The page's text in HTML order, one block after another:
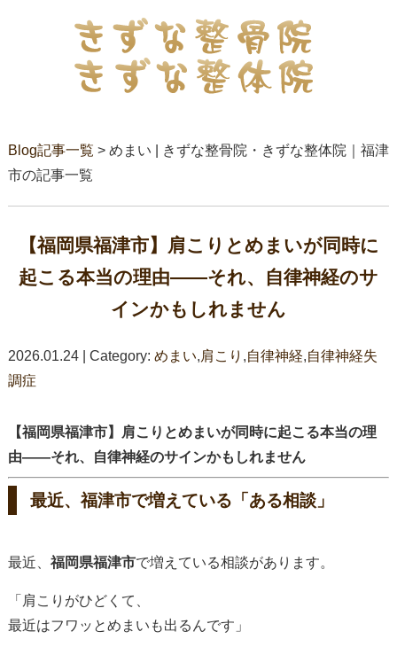
Blog記事一覧 > めまい | きずな整骨院・きずな整体院｜福津
市の記事一覧
【福岡県福津市】肩こりとめまいが同時に
起こる本当の理由――それ、自律神経のサ
インかもしれません
2026.01.24 | Category: めまい,肩こり ,自律神経,自律神経失
調症
【福岡県福津市】肩こりとめまいが同時に起こる本当の理
由――それ、自律神経のサインかもしれません
最近、福津市で増えている「ある相談」
最近、 福岡県福津市で増えている相談があります。
「肩こりがひどくて、
最近はフワッとめまいも出るんです」